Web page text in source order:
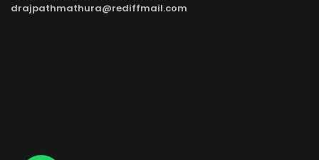
drajpathmathura@rediffmail.com